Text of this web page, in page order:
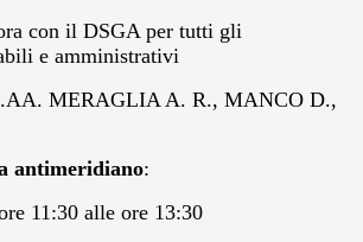
con il DSGA per tutti gli
e amministrativi
MERAGLIA A. R., MANCO D.,
antimeridiano:
11:30 alle ore 13:30